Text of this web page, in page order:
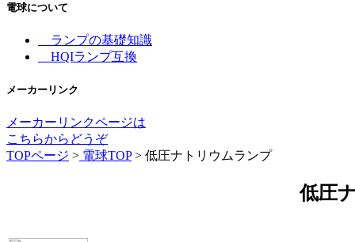
電球について
ランプの基礎知識
HQIランプ互換
メーカーリンク
メーカーリンクページは
こちらからどうぞ
TOPページ > 電球TOP> 低圧ナトリウムランプ
低圧